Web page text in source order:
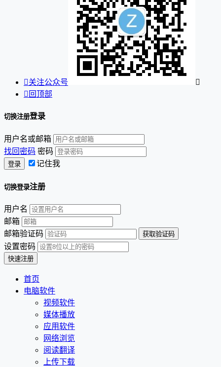
关注公众号

 回顶部
切换注册登录
用户名或邮箱
找回密码 密码
记住我
切换登录注册
用户名
邮箱
邮箱验证码
设置密码
首页
电脑软件
视频软件
媒体播放
应用软件
网络浏览
阅读翻译
上传下载